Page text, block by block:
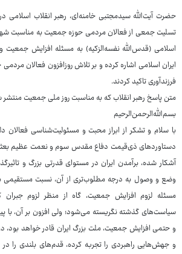
حضرت آیت‌الله سیدمجتبی خامنه‌ای، رهبر انقلاب اسلامی
تسلیت جمعی از فعالان مردمی حوزه جمعیت به مناسبت
اسلامی (قدس‌الله نفسه‌الزکیه) به مسئله افزایش
ایران اسلامی اشاره کرده و بر تلاش روزافزون فعالان
فرزندآوری تاکید کردند.
متن پاسخ رهبر انقلاب که به مناسبت روز ملی جمعیت
بسم‌الله‌الرحمن‌الرحیم
با سلام و تشکر از ابراز محبت و مسئولیت‌شناسی فعالان
دستاوردهای ذی‌قیمت دفاع مقدس سوم و نعمت عظیم
آشکار شده، برآمدن ایران در مستوای قدرتی بزرگ و
وضع و وصول به درجه مطلوب‌تری از آن، نسبت مستقیمی
مسئله لزوم افزایش جمعیت، گاه از منظر لزوم
سیاست‌های گذشته نگریسته می‌شود؛ ولی افزون بر آن، با
و حتمی افزایش جمعیت، ملت بزرگ ایران قادر خواهد بود،
و جهش‌هایی راهبردی را تجربه کرده، قدم‌های بلندی را